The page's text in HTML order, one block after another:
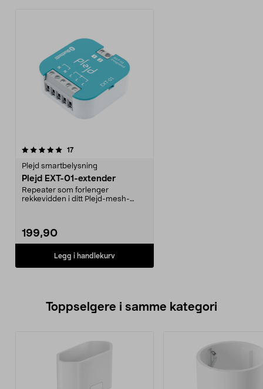
17anmeldelser
Plejd smartbelysning
Plejd EXT-01-extender
Repeater som forlenger
rekkevidden i ditt Plejd-mesh-
199,90
Legg i handlekurv
Toppselgere i samme kategori